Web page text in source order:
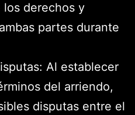
derechos y
partes durante
Al establecer
del arriendo,
disputas entre el